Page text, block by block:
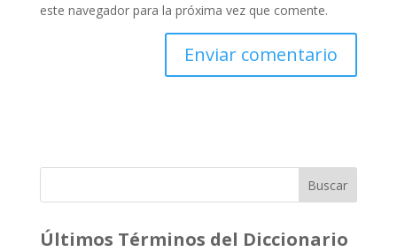
este navegador para la próxima vez que comente.
Buscar
Últimos Términos del Diccionario